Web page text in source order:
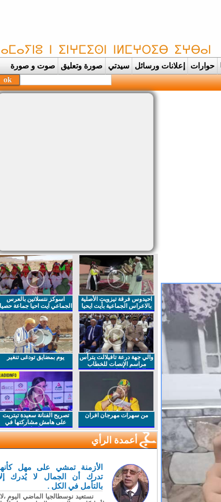
حوارات إعلانات ورسائل سيدتي صورة وتعليق صوت و صورة
احيدوس فرقة تيزويت الأصلية
بالاعراس الجماعية بأيت ايحيا
اسوكز نتسلاتين بالعرس
الجماعي ايت احيا جماعة حصيا
والي جهة درعة تافيلالت يترأس
مراسم الإنصات للخطاب
الملكي السامي بمناسبة
يوم بمضايق تودغى تنغير
من سهرات مهرجان افران
تصريح الفنانة سعيدة تيتريت
على هامش مشاركتها في
مهرجان افران
أعمدة الرأي
الأزمنة تمشي على مهل كأنها
تدرك أن الجمال لا يُدرك إلا
بالتأمل في الكل .
نستعيد نوسطالجيا الماضي اليوم ،لا